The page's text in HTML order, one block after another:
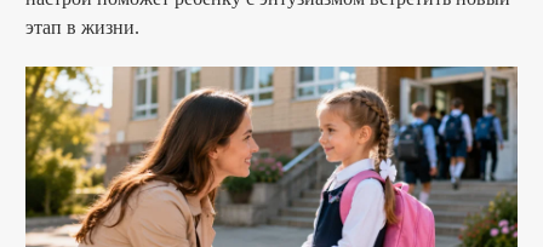
этап в жизни.